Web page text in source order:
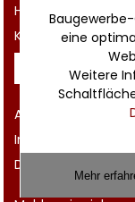
Hilfe
Kontakt
Rechtliches
AGB
Impressum
Datenschutz
eine
Weitere
Mehr